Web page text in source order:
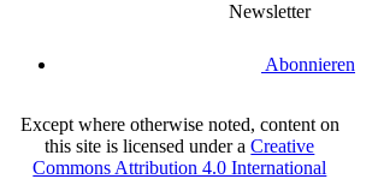
Newsletter
Abonnieren
Except where otherwise noted, content on
this site is licensed under aCreative
Commons Attribution 4.0 International